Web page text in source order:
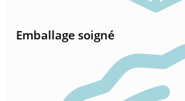
Emballage soigné